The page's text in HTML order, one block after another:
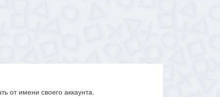
от имени своего аккаунта.